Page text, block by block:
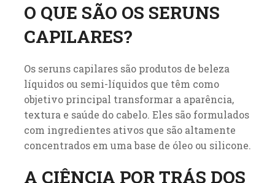
O QUE SÃO OS SERUNS
CAPILARES?
Os seruns capilares são produtos de beleza
líquidos ou semi-líquidos que têm como
objetivo principal transformar a aparência,
textura e saúde do cabelo. Eles são formulados
com ingredientes ativos que são altamente
concentrados em uma base de óleo ou silicone.
A CIÊNCIA POR TRÁS DOS